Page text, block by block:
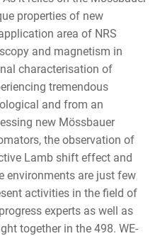
properties of new
area of NRS
and magnetism in
characterisation of
tremendous
and from an
new Mössbauer
the observation of
Lamb shift effect and
environments are just few
activities in the field of
experts as well as
together in the 498. WE-